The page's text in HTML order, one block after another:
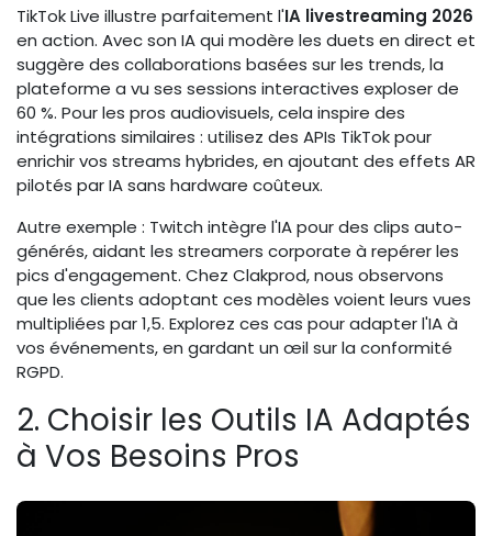
TikTok Live illustre parfaitement l'IA livestreaming 2026
en action. Avec son IA qui modère les duets en direct et
suggère des collaborations basées sur les trends, la
plateforme a vu ses sessions interactives exploser de
60 %. Pour les pros audiovisuels, cela inspire des
intégrations similaires : utilisez des APIs TikTok pour
enrichir vos streams hybrides, en ajoutant des effets AR
pilotés par IA sans hardware coûteux.
Autre exemple : Twitch intègre l'IA pour des clips auto-
générés, aidant les streamers corporate à repérer les
pics d'engagement. Chez Clakprod, nous observons
que les clients adoptant ces modèles voient leurs vues
multipliées par 1,5. Explorez ces cas pour adapter l'IA à
vos événements, en gardant un œil sur la conformité
RGPD.
2. Choisir les Outils IA Adaptés
à Vos Besoins Pros